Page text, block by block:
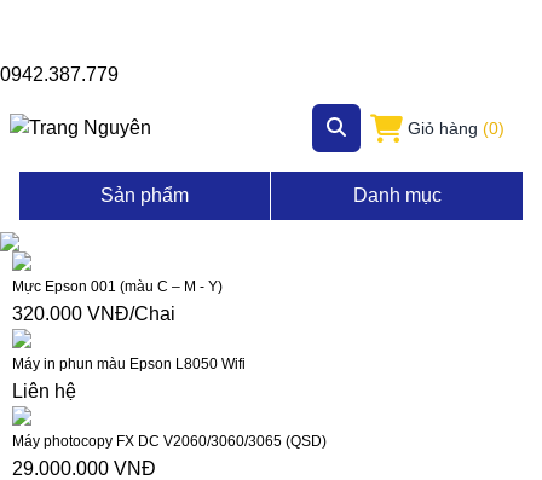
0942.387.779
Giỏ hàng (0)
Sản phẩm Danh mục
Mực Epson 001 (màu C – M - Y)
320.000 VNĐ/Chai
Máy in phun màu Epson L8050 Wifi
Liên hệ
Máy photocopy FX DC V2060/3060/3065 (QSD)
29.000.000 VNĐ